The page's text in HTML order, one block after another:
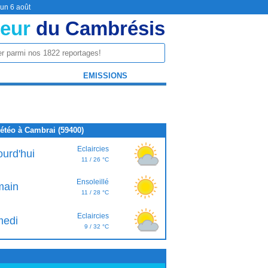
6 août
du Cambrésis
EMISSIONS
à Cambrai (59400)
Eclaircies
11 / 26 °C
Ensoleillé
11 / 28 °C
Eclaircies
9 / 32 °C